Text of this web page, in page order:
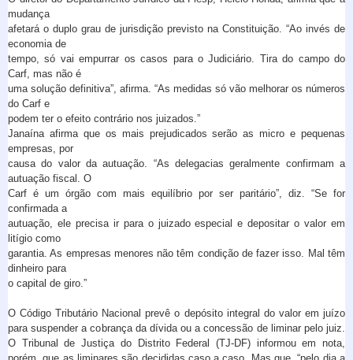
mudança
afetará o duplo grau de jurisdição previsto na Constituição. “Ao invés de
economia de
tempo, só vai empurrar os casos para o Judiciário. Tira do campo do
Carf, mas não é
uma solução definitiva”, afirma. “As medidas só vão melhorar os números
do Carf e
podem ter o efeito contrário nos juizados.”
Janaína afirma que os mais prejudicados serão as micro e pequenas
empresas, por
causa do valor da autuação. “As delegacias geralmente confirmam a
autuação fiscal. O
Carf é um órgão com mais equilíbrio por ser paritário”, diz. “Se for
confirmada a
autuação, ele precisa ir para o juizado especial e depositar o valor em
litígio como
garantia. As empresas menores não têm condição de fazer isso. Mal têm
dinheiro para
o capital de giro.”
O Código Tributário Nacional prevê o depósito integral do valor em juízo
para suspender a cobrança da dívida ou a concessão de liminar pelo juiz.
O Tribunal de Justiça do Distrito Federal (TJ-DF) informou em nota,